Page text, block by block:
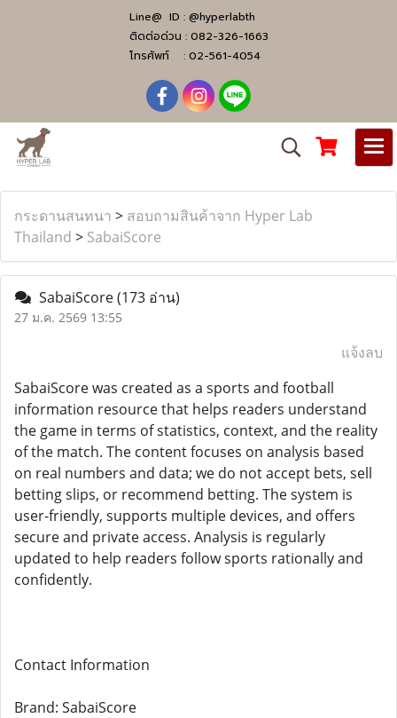
Line@ ID : @hyperlabth
ติดต่อด่วน : 082-326-1663
โทรศัพท์ : 02-561-4054
กระดานสนทนา > สอบถามสินค้าจาก Hyper Lab
Thailand > SabaiScore
SabaiScore(173 อ่าน)
27 ม.ค. 2569 13:55
แจ้งลบ
SabaiScore was created as a sports and football
information resource that helps readers understand
the game in terms of statistics, context, and the reality
of the match. The content focuses on analysis based
on real numbers and data; we do not accept bets, sell
betting slips, or recommend betting. The system is
user-friendly, supports multiple devices, and offers
secure and private access. Analysis is regularly
updated to help readers follow sports rationally and
confidently.
Contact Information
Brand: SabaiScore